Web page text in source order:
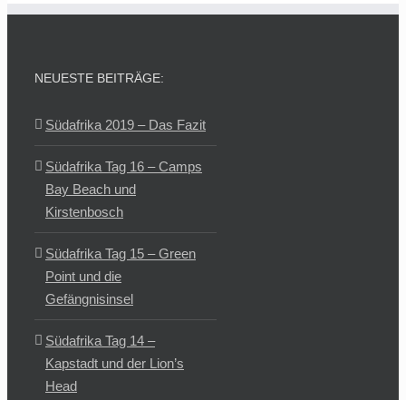
NEUESTE BEITRÄGE:
Südafrika 2019 – Das Fazit
Südafrika Tag 16 – Camps
Bay Beach und
Kirstenbosch
Südafrika Tag 15 – Green
Point und die
Gefängnisinsel
Südafrika Tag 14 –
Kapstadt und der Lion’s
Head